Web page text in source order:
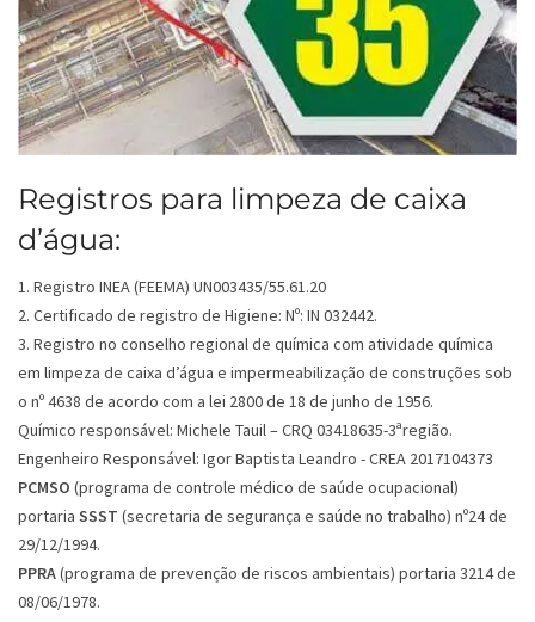
Registros para limpeza de caixa
d’água:
1. Registro INEA (FEEMA) UN003435/55.61.20
2. Certificado de registro de Higiene: Nº: IN 032442.
3. Registro no conselho regional de química com atividade química
em limpeza de caixa d’água e impermeabilização de construções sob
o nº 4638 de acordo com a lei 2800 de 18 de junho de 1956.
Químico responsável: Michele Tauil – CRQ 03418635-3ªregião.
Engenheiro Responsável: Igor Baptista Leandro - CREA 2017104373
PCMSO (programa de controle médico de saúde ocupacional)
portaria SSST (secretaria de segurança e saúde no trabalho) nº24 de
29/12/1994.
PPRA(programa de prevenção de riscos ambientais) portaria 3214 de
08/06/1978.